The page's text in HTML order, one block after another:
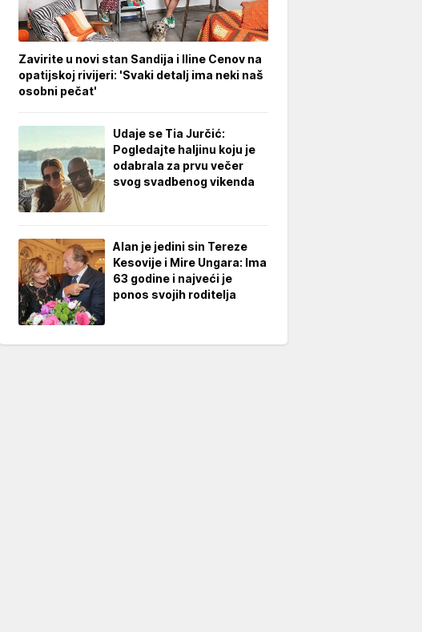
Zavirite u novi stan Sandija i Iline Cenov na
opatijskoj rivijeri: 'Svaki detalj ima neki naš
osobni pečat'
Udaje se Tia Jurčić:
Pogledajte haljinu koju je
odabrala za prvu večer
svog svadbenog vikenda
Alan je jedini sin Tereze
Kesovije i Mire Ungara: Ima
63 godine i najveći je
ponos svojih roditelja